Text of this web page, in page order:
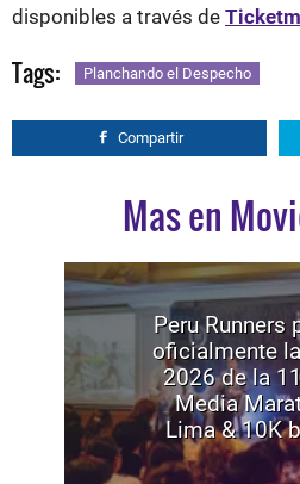
disponibles a través de
Tags: Planchando el Despecho
Compartir
Mas en
Peru Runners
oficialmente
2026 de la
Media
Lima & 10K